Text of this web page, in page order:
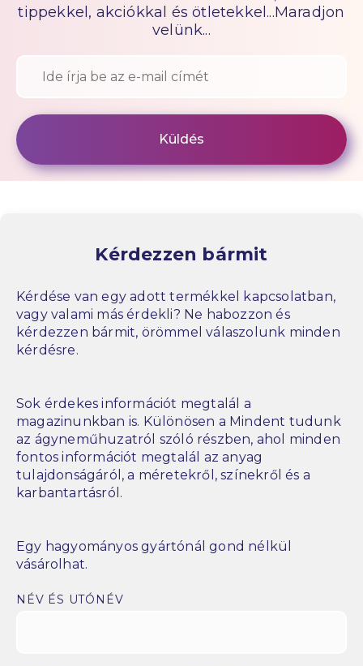
tippekkel, akciókkal és ötletekkel...Maradjon
velünk...
Kérdezzen bármit
Kérdése van egy adott termékkel kapcsolatban,
vagy valami más érdekli? Ne habozzon és
kérdezzen bármit, örömmel válaszolunk minden
kérdésre.
Sok érdekes információt megtalál a
magazinunkban is. Különösen a Mindent tudunk
az ágyneműhuzatról szóló részben, ahol minden
fontos információt megtalál az anyag
tulajdonságáról, a méretekről, színekről és a
karbantartásról.
Egy hagyományos gyártónál gond nélkül
vásárolhat.
NÉV ÉS UTÓNÉV